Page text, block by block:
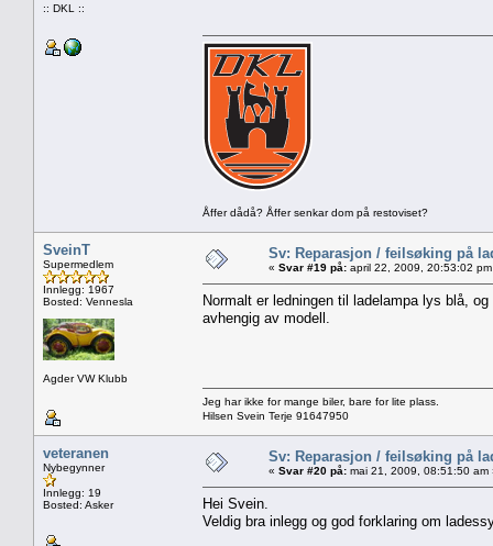
:: DKL ::
Åffer dådå? Åffer senkar dom på restoviset?
SveinT
Supermedlem
Innlegg: 1967
Bosted: Vennesla
Agder VW Klubb
Sv: Reparasjon / feilsøking på
« Svar #19 på: april 22, 2009, 20:53:02
Normalt er ledningen til ladelampa lys blå,
avhengig av modell.
Jeg har ikke for mange biler, bare for lite plass.
Hilsen Svein Terje 91647950
veteranen
Nybegynner
Innlegg: 19
Bosted: Asker
Sv: Reparasjon / feilsøking på
« Svar #20 på: mai 21, 2009, 08:51:50 am
Hei Svein.
Veldig bra inlegg og god forklaring om